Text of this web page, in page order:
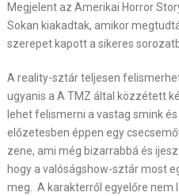
Megjelent az Amerikai Horror
Sokan kiakadtak, amikor
szerepet kapott a sikeres
A reality-sztár teljesen
ugyanis a A TMZ által közzétett
lehet felismerni a vastag smink
előzetesben éppen egy
zene, ami még bizarrabbá és
hogy a valóságshow-sztár most
meg. A karakterről egyelőre nem